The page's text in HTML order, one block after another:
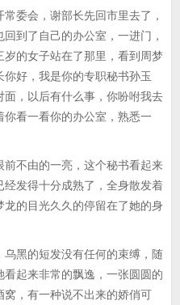
委会，谢部长先回市里去了，
到了自己的办公室，一进门，
的女子站在了那里，看到周梦
好，我是你的专职秘书孙玉
，以后有什么事，你吩咐我去
看一看你的办公室，熟悉一
不由的一亮，这个秘书看起来
发得十分成熟了，全身散发着
的目光久久的停留在了她的身
黑的短发没有任何的束缚，随
起来非常的飘逸，一张圆圆的
，有一种说不出来的娇俏可